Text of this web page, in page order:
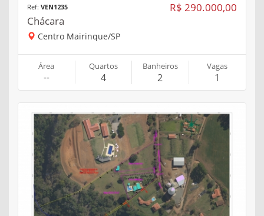
R$ 290.000,00
Ref: VEN1235
Chácara
Centro Mairinque/SP
Área
--
Quartos
4
Banheiros
2
Vagas
1